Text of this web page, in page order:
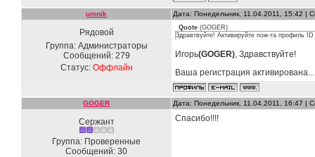
umnik Дата: Понедельник, 11.04.2011, 15:42 |
Рядовой
Группа: Администраторы
Сообщений: 279
Статус: Оффлайн
Quote (GOGER)
Здравтвуйте! Активируйте пож-та профиль ID
Игорь(GOGER), Здравствуйте!
Ваша регистрация
GOGER Дата: Понедельник, 11.04.2011, 16:47 |
Сержант
Группа: Проверенные
Сообщений:30
Спасибо!!!!